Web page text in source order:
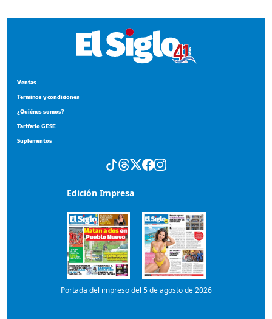
Ventas
Terminos y condiciones
¿Quiénes somos?
Tarifario GESE
Suplementos
Edición Impresa
Portada del impreso del 5 de agosto de 2026